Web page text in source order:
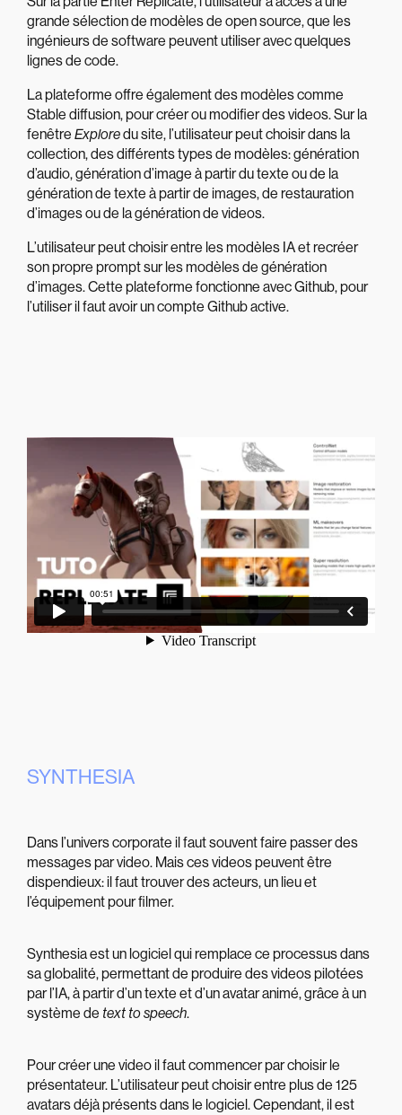
grande sélection de modèles de open source, que les
ingénieurs de software peuvent utiliser avec quelques
lignes de code.
La plateforme offre également des modèles comme
Stable diffusion, pour créer ou modifier des videos. Sur la
fenêtre Exploredu site, l’utilisateur peut choisir dans la
collection, des différents types de modèles: génération
d’audio, génération d’image à partir du texte ou de la
génération de texte à partir de images, de restauration
d’images ou de la génération de videos.
L’utilisateur peut choisir entre les modèles IA et recréer
son propre prompt sur les modèles de génération
d’images. Cette plateforme fonctionne avec Github, pour
l’utiliser il faut avoir un compte Github active.
SYNTHESIA
Dans l’univers corporate il faut souvent faire passer des
messages par video. Mais ces videos peuvent être
dispendieux: il faut trouver des acteurs, un lieu et
l’équipement pour filmer.
Synthesia est un logiciel qui remplace ce processus dans
sa globalité, permettant de produire des videos pilotées
par l’IA, à partir d’un texte et d’un avatar animé, grâce à un
système de text to speech.
Pour créer une video il faut commencer par choisir le
présentateur. L’utilisateur peut choisir entre plus de 125
avatars déjà présents dans le logiciel. Cependant, il est